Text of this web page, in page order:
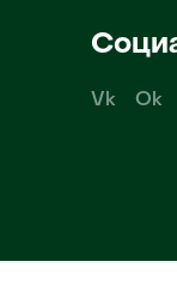
Vk Ok